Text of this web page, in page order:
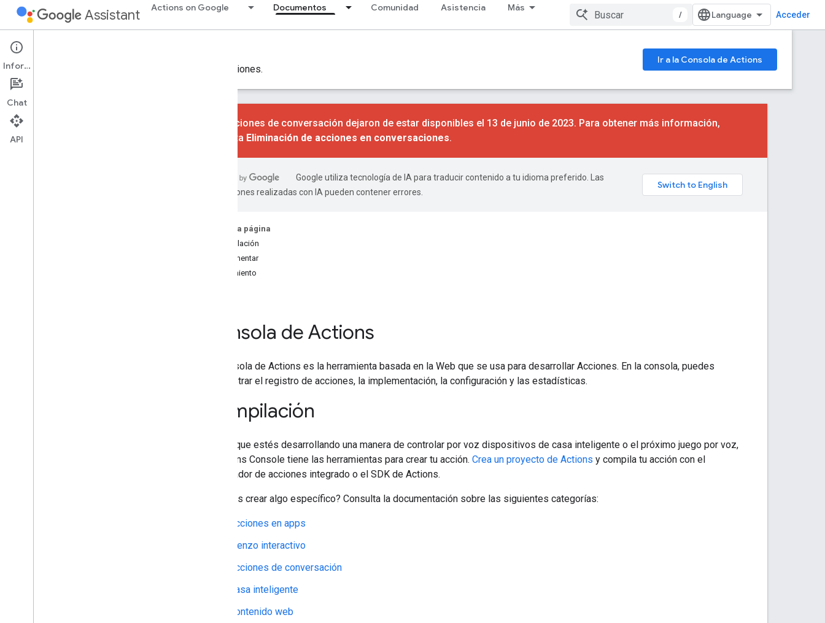
Assistant Actions on Google Documentos Comunidad Asistencia Más
/ Acceder
Actions console
Crea, administra e implementa tus proyectos de acciones.
Ir a la Consola de Actions
Las acciones de conversación dejaron de estar disponibles el 13 de junio de 2023. Para obtener más información,
consulta Eliminación de acciones en conversaciones.
Google utiliza tecnología de IA para traducir contenido a tu idioma preferido. Las
traducciones realizadas con IA pueden contener errores.
En esta página
Compilación
Implementar
Crecimiento
Consola de Actions
La Consola de Actions es la herramienta basada en la Web que se usa para desarrollar Acciones. En la consola, puedes
administrar el registro de acciones, la implementación, la configuración y las estadísticas.
Compilación
Ya sea que estés desarrollando una manera de controlar por voz dispositivos de casa inteligente o el próximo juego por voz,
la Actions Console tiene las herramientas para crear tu acción. Crea un proyecto de Actions y compila tu acción con el
compilador de acciones integrado o el SDK de Actions.
¿Quieres crear algo específico? Consulta la documentación sobre las siguientes categorías:
Acciones en apps
Lienzo interactivo
Acciones de conversación
Casa inteligente
Contenido web
Información
Chat
API